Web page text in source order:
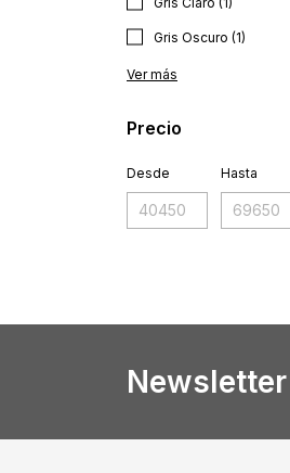
Gris Oscuro (1)
Ver más
Precio
Desde Hasta
Newsletter